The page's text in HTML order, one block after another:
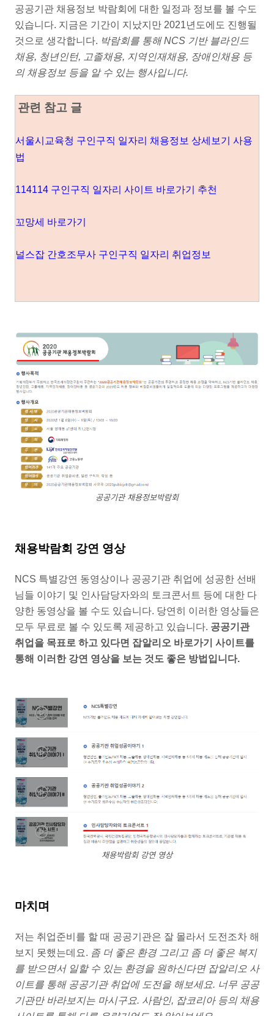
공공기관 채용정보 박람회에 대한 일정과 정보를 볼 수도
있습니다. 지금은 기간이 지났지만 2021년도에도 진행될
것으로 생각합니다. 박람회를 통해 NCS 기반 블라인드
채용, 청년인턴, 고졸채용, 지역인재채용, 장애인채용 등
의 채용정보 등을 알 수 있는 행사입니다.
관련 참고 글
서울시교육청 구인구직 일자리 채용정보 상세보기 사용
법
114114 구인구직 일자리 사이트 바로가기 추천
꼬망세 바로가기
널스잡 간호조무사 구인구직 일자리 취업정보
공공기관 채용정보박람회
채용박람회 강연 영상
NCS 특별강연 동영상이나 공공기관 취업에 성공한 선배
님들 이야기 및 인사담당자와의 토크콘서트 등에 대한 다
양한 동영상을 볼 수도 있습니다. 당연히 이러한 영상들은
모두 무료로 볼 수 있도록 제공하고 있습니다. 공공기관
취업을 목표로 하고 있다면 잡알리오 바로가기 사이트를
통해 이러한 강연 영상을 보는 것도 좋은 방법입니다.
채용박람회 강연 영상
마치며
저는 취업준비를 할 때 공공기관은 잘 몰라서 도전조차 해
보지 못했는데요. 좀 더 좋은 환경 그리고 좀 더 좋은 복지
를 받으면서 일할 수 있는 환경을 원하신다면 잡알리오 사
이트를 통해 공공기관 취업에 도전을 해보세요. 너무 공공
기관만 바라보지는 마시구요. 사람인, 잡코리아 등의 채용